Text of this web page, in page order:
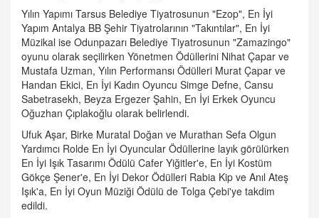
Yılın Yapımı Tarsus Belediye Tiyatrosunun "Ezop", En İyi
Yapım Antalya BB Şehir Tiyatrolarının "Takıntılar", En İyi
Müzikal ise Odunpazarı Belediye Tiyatrosunun "Zamazingo"
oyunu olarak seçilirken Yönetmen Ödüllerini Nihat Çapar ve
Mustafa Uzman, Yılın Performansı Ödülleri Murat Çapar ve
Handan Ekici, En İyi Kadın Oyuncu Simge Defne, Cansu
Sabetrasekh, Beyza Ergezer Şahin, En İyi Erkek Oyuncu
Oğuzhan Çıplakoğlu olarak belirlendi.
Ufuk Aşar, Birke Muratal Doğan ve Murathan Sefa Olgun
Yardımcı Rolde En İyi Oyuncular Ödüllerine layık görülürken
En İyi Işık Tasarımı Ödülü Cafer Yiğitler'e, En İyi Kostüm
Gökçe Şener'e, En İyi Dekor Ödülleri Rabia Kip ve Anıl Ateş
Işık'a, En İyi Oyun Müziği Ödülü de Tolga Çebi'ye takdim
edildi.